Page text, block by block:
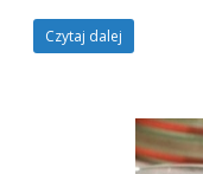
Czytaj dalej